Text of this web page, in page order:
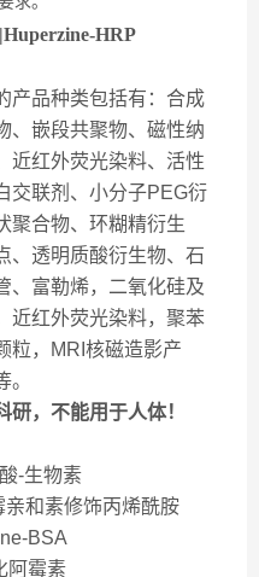
HRP
产品种类包括有：合成
、嵌段共聚物、磁性纳
近红外荧光染料、活性
交联剂、小分子PEG衍
聚合物、环糊精衍生
、透明质酸衍生物、石
、富勒烯，二氧化硅及
近红外荧光染料，聚苯
粒，MRI核磁造影产
，不能用于人体！
-生物素
和素修饰丙烯酰胺
BSA
阿霉素